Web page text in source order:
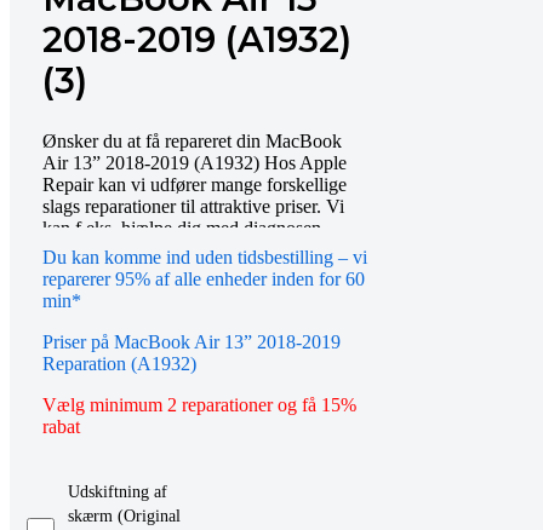
2018-2019 (A1932)
(3)
Ønsker du at få repareret din MacBook
Air 13” 2018-2019 (A1932) Hos Apple
Repair kan vi udfører mange forskellige
slags reparationer til attraktive priser. Vi
kan f.eks. hjælpe dig med diagnosen,
skærmudskiftning mv. Bestil tid online
eller mød op i vores butik, så hjælper vi
dig gerne videre. Du er også altid
eller email.
Du kan komme ind uden tidsbestilling – vi
reparerer 95% af alle enheder inden for 60
min*
Priser på MacBook Air 13” 2018-2019
Reparation (A1932)
Vælg minimum 2 reparationer og få 15%
rabat
Udskiftning af
skærm (Original